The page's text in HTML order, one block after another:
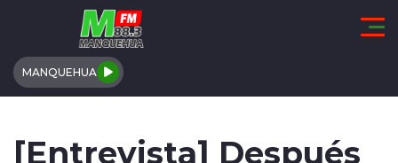
Click acá para ir directamente al contenido
MANQUEHUA
[Entrevista] Después